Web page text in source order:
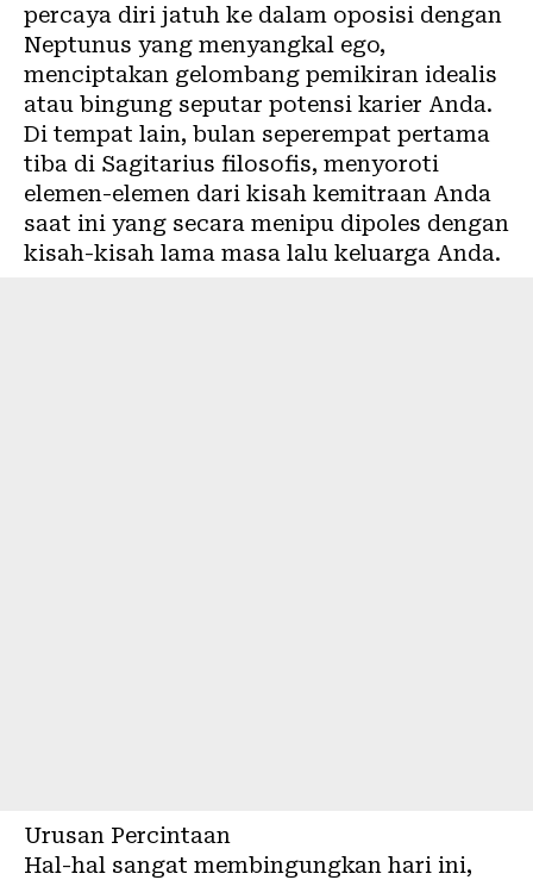
percaya diri jatuh ke dalam oposisi dengan
Neptunus yang menyangkal ego,
menciptakan gelombang pemikiran idealis
atau bingung seputar potensi karier Anda.
Di tempat lain, bulan seperempat pertama
tiba di Sagitarius filosofis, menyoroti
elemen-elemen dari kisah kemitraan Anda
saat ini yang secara menipu dipoles dengan
kisah-kisah lama masa lalu keluarga Anda.
Urusan Percintaan
Hal-hal sangat membingungkan hari ini,